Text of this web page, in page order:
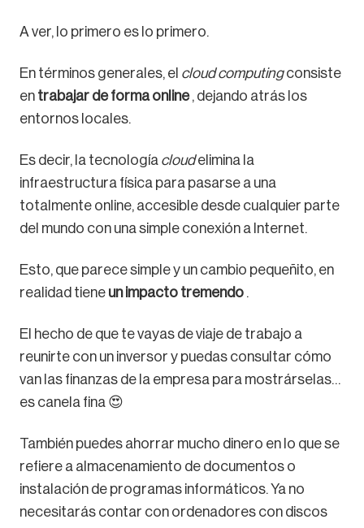
A ver, lo primero es lo primero.
En términos generales, el cloud computingconsiste
en trabajar de forma online, dejando atrás los
entornos locales.
Es decir, la tecnología cloudelimina la
infraestructura física para pasarse a una
totalmente online, accesible desde cualquier parte
del mundo con una simple conexión a Internet.
Esto, que parece simple y un cambio pequeñito, en
realidad tiene un impacto tremendo .
El hecho de que te vayas de viaje de trabajo a
reunirte con un inversor y puedas consultar cómo
van las finanzas de la empresa para mostrárselas…
es canela fina 😍
También puedes ahorrar mucho dinero en lo que se
refiere a almacenamiento de documentos o
instalación de programas informáticos. Ya no
necesitarás contar con ordenadores con discos